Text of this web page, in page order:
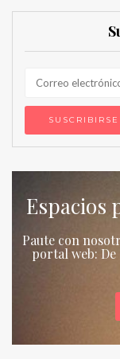
Paute con
portal web: